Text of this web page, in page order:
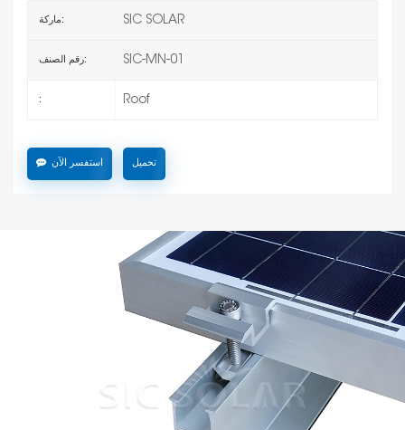
ماركة: SIC SOLAR
رقم الصنف: SIC-MN-01
: Roof
استفسر الآن تحميل